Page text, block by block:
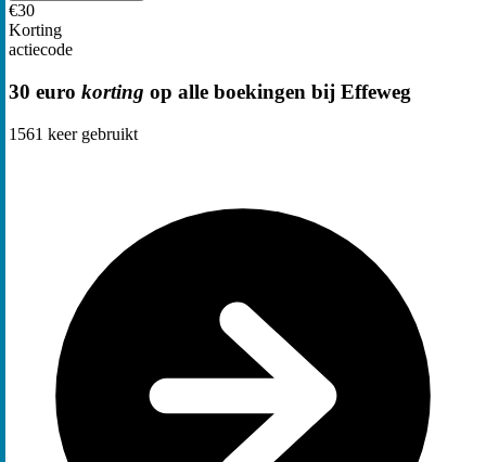
€30
Korting
actiecode
30 euro korting op alle boekingen bij Effeweg
1561 keer gebruikt